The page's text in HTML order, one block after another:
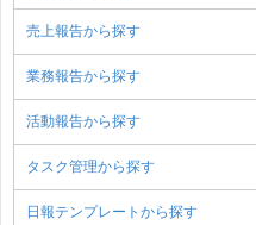
売上報告から探す
業務報告から探す
活動報告から探す
タスク管理から探す
日報テンプレートから探す